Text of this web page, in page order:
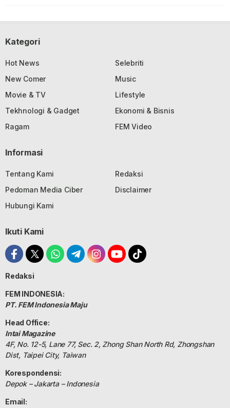
Kategori
Hot News
Selebriti
New Comer
Music
Movie & TV
Lifestyle
Tekhnologi & Gadget
Ekonomi & Bisnis
Ragam
FEM Video
Informasi
Tentang Kami
Redaksi
Pedoman Media Ciber
Disclaimer
Hubungi Kami
Ikuti Kami
Redaksi
FEM INDONESIA:
PT. FEM Indonesia Maju
Head Office:
Intai Magazine
4F, No. 12-5, Lane 77, Sec. 2, Zhong Shan North Rd, Zhongshan
Dist, Taipei City, Taiwan
Korespondensi:
Depok – Jakarta – Indonesia
Email: